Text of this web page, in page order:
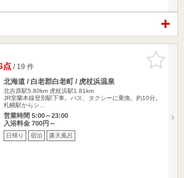
お気に入
りに追加
点/ 19 件
北海道 / 白老郡白老町 / 虎杖浜温泉
北吉原駅5.80km 虎杖浜駅1.81km
JR室蘭本線登別駅下車。バス、タクシーに乗換。約10分。
札幌駅からシ…
営業時間 5:00～23:00
入浴料金 700円～
日帰り 宿泊 露天風呂